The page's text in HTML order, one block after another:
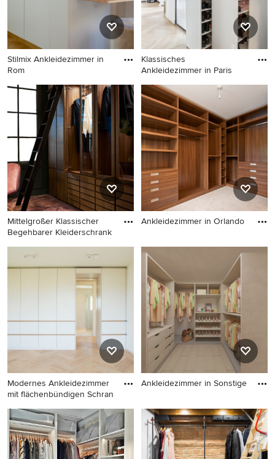
Boden in Barcelona
Stilmix Ankleidezimmer in
Rom
Stilmix Ankleidezimmer in
Rom
Klassisches
Ankleidezimmer in Paris
Klassisches Ankleidezimmer
in Paris
Mittelgroßer Klassischer
Begehbarer Kleiderschrank
Mittelgroßer Klassischer
Begehbarer Kleiderschrank
Holzschränken,
Teppichboden und
Glasfronten in Stockholm
Ankleidezimmer in Orlando
Modernes Ankleidezimmer
mit flächenbündigen Schran
Modernes Ankleidezimmer
mit flächenbündigen
Schrankfronten, weißen
Schränken und hellem
Ankleidezimmer in Sonstige